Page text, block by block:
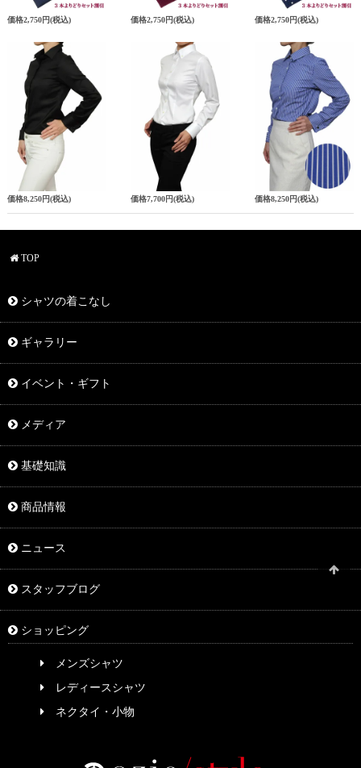
価格2,750円(税込) 価格2,750円(税込) 価格2,750円(税込)
価格8,250円(税込) 価格7,700円(税込) 価格8,250円(税込)
TOP
シャツの着こなし
ギャラリー
イベント・ギフト
メディア
基礎知識
商品情報
ニュース
スタッフブログ
ショッピング
メンズシャツ
レディースシャツ
ネクタイ・小物